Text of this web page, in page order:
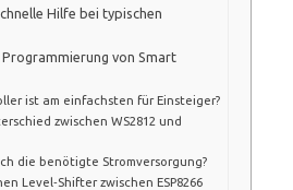
Hilfe bei typischen
von Smart
ist am einfachsten für Einsteiger?
zwischen WS2812 und
die benötigte Stromversorgung?
Level‑Shifter zwischen ESP8266